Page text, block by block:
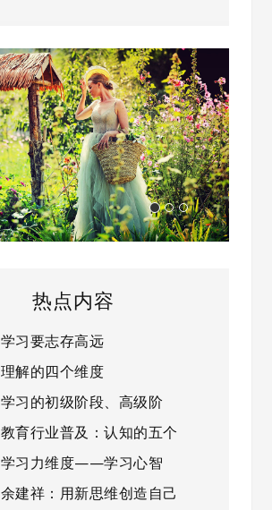
热点内容
学习要志存高远
理解的四个维度
学习的初级阶段、高级阶
教育行业普及：认知的五个
学习力维度——学习心智
余建祥：用新思维创造自己